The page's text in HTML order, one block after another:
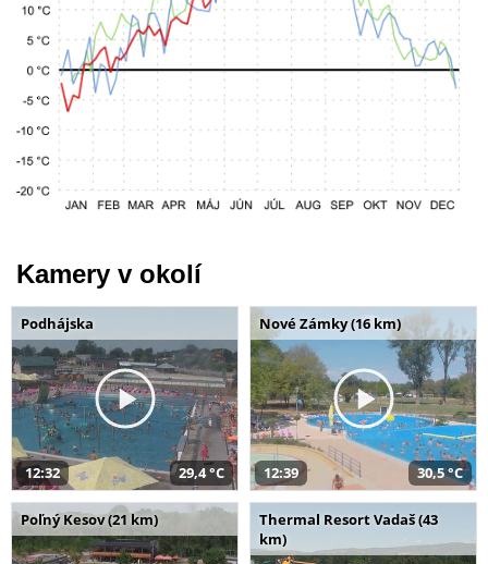
Kamery v okolí
Podhájska
12:32 29,4 °C
Nové Zámky (16 km)
12:39 30,5 °C
Poľný Kesov (21 km)
Thermal Resort Vadaš (43
km)